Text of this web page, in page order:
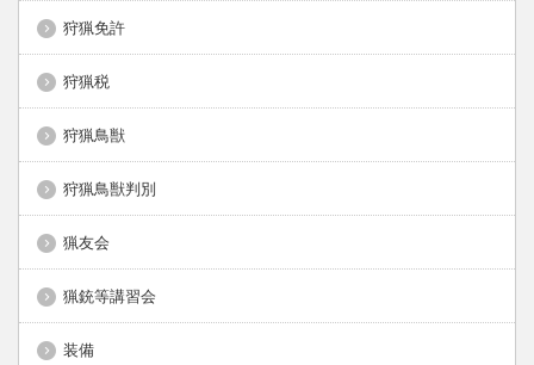
狩猟免許
狩猟税
狩猟鳥獣
狩猟鳥獣判別
猟友会
猟銃等講習会
装備